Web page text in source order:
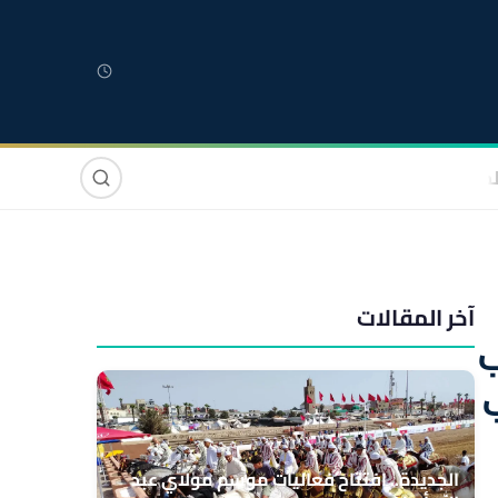
صوت وصورة
آخر المقالات
الجديدة.. افتتاح فعاليات موسم مولاي عبد